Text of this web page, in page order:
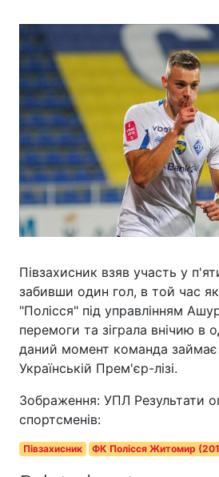
Півзахисник взяв участь у
забивши один гол, в той час
"Полісся" під управлінням
перемоги та зіграла внічию в
даний момент команда займає
Українській Прем'єр-лізі.
Зображення: УПЛ Результати
спортсменів:
Півзахисник ФК Полісся Житомир